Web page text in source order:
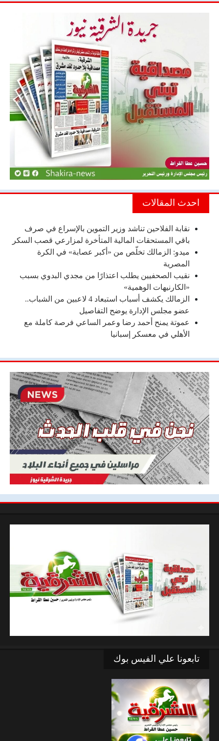
احدث المقالات
نقابة الفلاحين تناشد وزير التموين بالإسراع في صرف
باقي المستحقات المالية المتأخرة لمزارعي قصب السكر
ميدو: الزمالك تخلّص من «أكبر عصابة» في الكرة
المصرية
نقيب الصحفيين يطلب اعتذارًا من مجدي البدوي بسبب
«الكارنيهات الوهمية»
الزمالك يكشف أسباب استبعاد 4 لاعبين من الشباب..
عضو مجلس الإدارة يوضح التفاصيل
عموتة يمنح أحمد رضا وعمر الساعي فرصة كاملة مع
الأهلي في معسكر إسبانيا
تابعونا علي الفيس بوك